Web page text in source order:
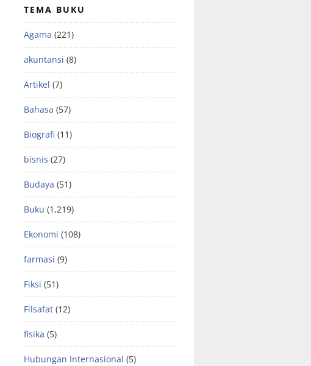
TEMA BUKU
Agama (221)
akuntansi (8)
Artikel (7)
Bahasa (57)
Biografi (11)
bisnis (27)
Budaya (51)
Buku (1,219)
Ekonomi (108)
farmasi (9)
Fiksi (51)
Filsafat (12)
fisika (5)
Hubungan Internasional (5)